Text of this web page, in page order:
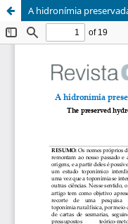
A hidronímia